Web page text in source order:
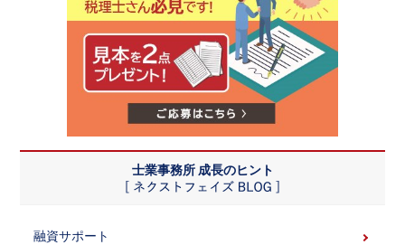
士業事務所 成長のヒント
融資サポート